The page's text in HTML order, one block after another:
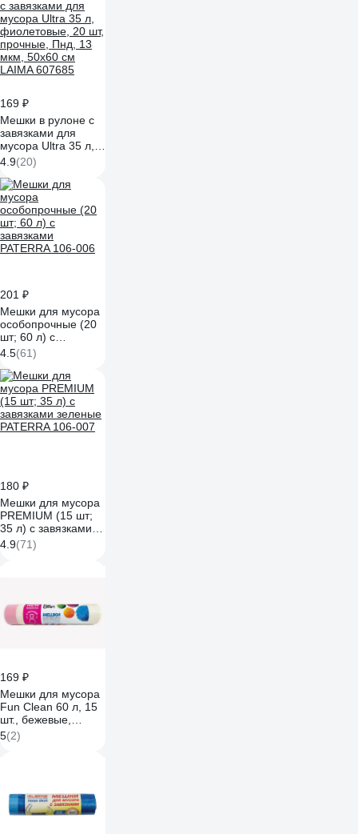
169 ₽
Мешки в рулоне с
завязками для
мусора Ultra 35 л,
фиолетовые, 20 шт,
прочные, Пнд, 13
мкм, 50x60 см
LAIMA 607685
4.9(20)
201 ₽
Мешки для мусора
особопрочные (20
шт; 60 л) с
завязками
PATERRA 106-006
4.5(61)
180 ₽
Мешки для мусора
PREMIUM (15 шт;
35 л) с завязками
зеленые PATERRA
106-007
4.9(71)
169 ₽
Мешки для мусора
Fun Clean 60 л, 15
шт., бежевые,
суперпрочные, с
тесьмой для
5(2)